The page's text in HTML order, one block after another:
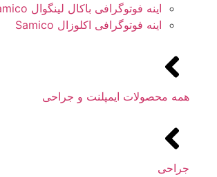
اینه فوتوگرافی باکال لینگوال Samico
اینه فوتوگرافی اکلوزال Samico
همه محصولات ایمپلنت و جراحی
جراحی